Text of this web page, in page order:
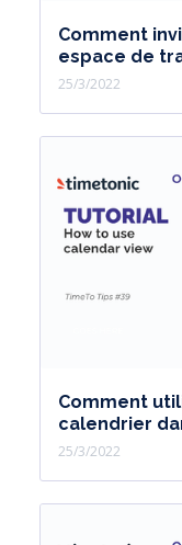
Comment
espace de
25/3/2022
Comment
calendrier
25/3/2022